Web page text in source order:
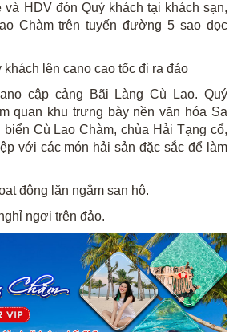
và HDV đón Quý khách tại khách sạn,
Chàm trên tuyến đường 5 sao dọc
khách lên cano cao tốc đi ra đảo
cập cảng Bãi Làng Cù Lao. Quý
quan khu trưng bày nền văn hóa Sa
biển Cù Lao Chàm, chùa Hải Tạng cổ,
với các món hải sản đặc sắc để làm
động lặn ngắm san hô.
ngơi trên đảo.